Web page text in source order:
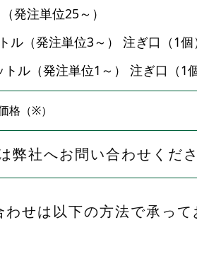
発注単位25～）
ル（発注単位3～） 注ぎ口（1個
トル（発注単位1～） 注ぎ口（1個
格（※）
弊社へお問い合わせくだ
せは以下の方法で承って